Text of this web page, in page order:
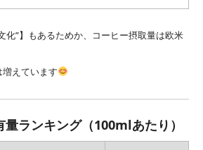
化”】もあるためか、コーヒー摂取量は欧米
えています
量ランキング（100mlあたり）